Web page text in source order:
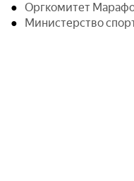
Оргкомитет
Министерство